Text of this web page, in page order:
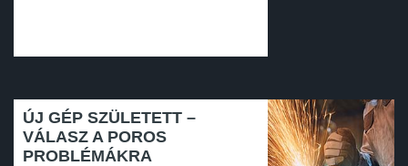
ÚJ GÉP SZÜLETETT –
VÁLASZ A POROS
PROBLÉMÁKRA